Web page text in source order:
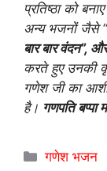
प्रतिष्ठा को
अन्य भजनों जैसे
बार बार वंदन”,
करते हुए उनकी
गणेश जी का
है। गणपति बप्पा
Categories
गणेश भजन